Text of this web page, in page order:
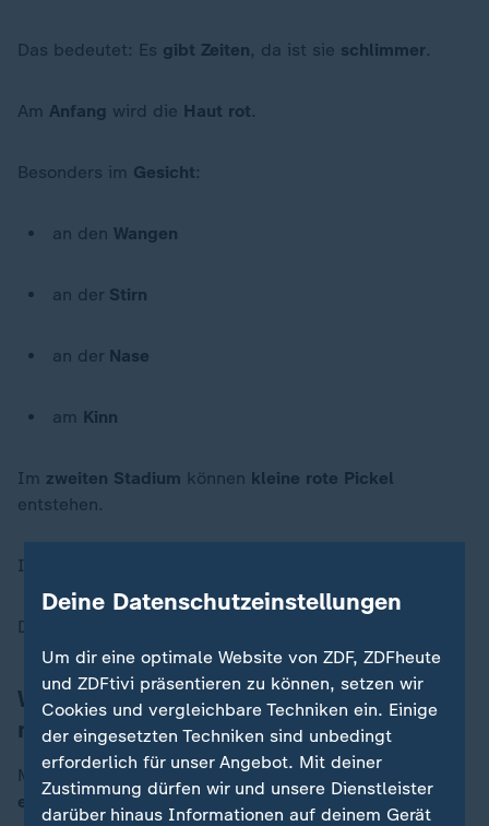
Das bedeutet: Es gibt Zeiten, da ist sie schlimmer.
Am Anfang wird die Haut rot.
Besonders im Gesicht:
an den Wangen
an der Stirn
an der Nase
am Kinn
Im zweiten Stadium können kleine rote Pickel
entstehen.
Im
Dann kann sich eine
Was eine Knollen-Nase schlimmer
machen kann
Man weißnicht genau, warumeineKnollen-Nase
entsteht.
Deine Datenschutzeinstellungen
Um dir eine optimale Website von ZDF, ZDFheute
und ZDFtivi präsentieren zu können, setzen wir
Cookies und vergleichbare Techniken ein. Einige
der eingesetzten Techniken sind unbedingt
erforderlich für unser Angebot. Mit deiner
Zustimmung dürfen wir und unsere Dienstleister
darüber hinaus Informationen auf deinem Gerät